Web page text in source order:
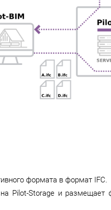
формата в формат IFC.
Pilot-Storage и